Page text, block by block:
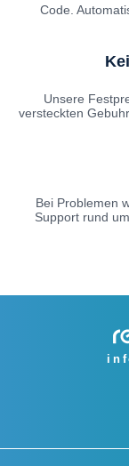
Code.
Unsere
versteckten
Bei Problemen
Support rund